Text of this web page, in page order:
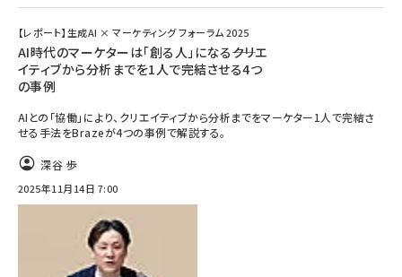
【レポート】生成AI × マーケティング フォーラム 2025
AI時代のマーケターは「創る人」になる――クリエ
イティブから分析までを1人で完結させる4つ
の事例
AIとの「協働」により、クリエイティブから分析までをマーケター1人で完結さ
せる手法をBrazeが4つの事例で解説する。
深谷 歩
2025年11月14日 7:00